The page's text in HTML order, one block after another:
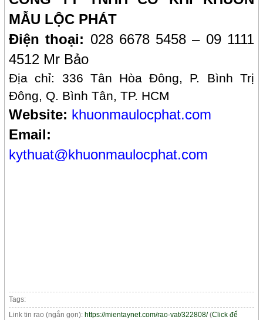
MẪU LỘC PHÁT
Điện thoại: 028 6678 5458 – 09 1111
4512 Mr Bảo
Địa chỉ: 336 Tân Hòa Đông, P. Bình Trị
Đông, Q. Bình Tân, TP. HCM
Website: khuonmaulocphat.com
Email:
kythuat@khuonmaulocphat.com
Tags:
Link tin rao (ngắn gọn): https://mientaynet.com/rao-vat/322808/(Click để